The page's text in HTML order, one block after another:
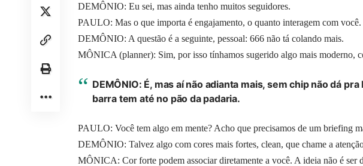
DEMÔNIO: Eu sei, mas ainda tenho muitos seguidores.
PAULO: Mas o que importa é engajamento, o quanto interagem com você.
DEMÔNIO: A questão é a seguinte, pessoal: 666 não tá colando mais.
MÔNICA (planner): Sim, por isso tínhamos sugerido algo mais moderno,
DEMÔNIO: É, mas aí não adianta mais, sem chip não dá
barra tem até no pão da padaria.
PAULO: Você tem algo em mente? Acho que precisamos de um briefing
DEMÔNIO: Talvez algo com cores mais fortes, clean, que chame a
MÔNICA: Cor forte podem associar diretamente a você. A ideia não é ser